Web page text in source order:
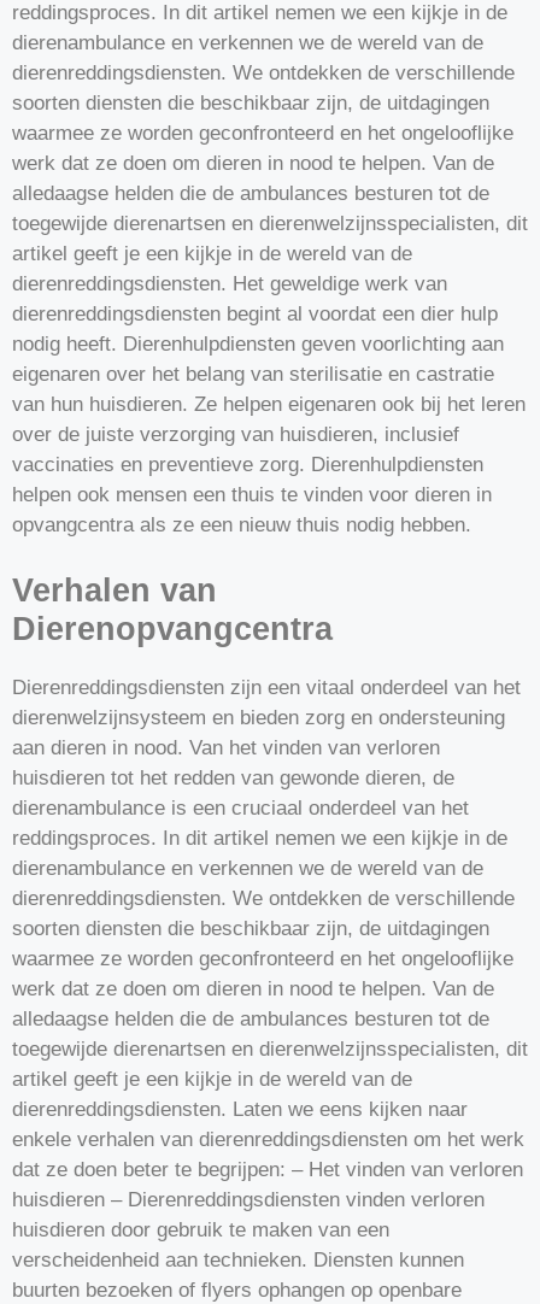
reddingsproces. In dit artikel nemen we een kijkje in de
dierenambulance en verkennen we de wereld van de
dierenreddingsdiensten. We ontdekken de verschillende
soorten diensten die beschikbaar zijn, de uitdagingen
waarmee ze worden geconfronteerd en het ongelooflijke
werk dat ze doen om dieren in nood te helpen. Van de
alledaagse helden die de ambulances besturen tot de
toegewijde dierenartsen en dierenwelzijnsspecialisten, dit
artikel geeft je een kijkje in de wereld van de
dierenreddingsdiensten. Het geweldige werk van
dierenreddingsdiensten begint al voordat een dier hulp
nodig heeft. Dierenhulpdiensten geven voorlichting aan
eigenaren over het belang van sterilisatie en castratie
van hun huisdieren. Ze helpen eigenaren ook bij het leren
over de juiste verzorging van huisdieren, inclusief
vaccinaties en preventieve zorg. Dierenhulpdiensten
helpen ook mensen een thuis te vinden voor dieren in
opvangcentra als ze een nieuw thuis nodig hebben.
Verhalen van
Dierenopvangcentra
Dierenreddingsdiensten zijn een vitaal onderdeel van het
dierenwelzijnsysteem en bieden zorg en ondersteuning
aan dieren in nood. Van het vinden van verloren
huisdieren tot het redden van gewonde dieren, de
dierenambulance is een cruciaal onderdeel van het
reddingsproces. In dit artikel nemen we een kijkje in de
dierenambulance en verkennen we de wereld van de
dierenreddingsdiensten. We ontdekken de verschillende
soorten diensten die beschikbaar zijn, de uitdagingen
waarmee ze worden geconfronteerd en het ongelooflijke
werk dat ze doen om dieren in nood te helpen. Van de
alledaagse helden die de ambulances besturen tot de
toegewijde dierenartsen en dierenwelzijnsspecialisten, dit
artikel geeft je een kijkje in de wereld van de
dierenreddingsdiensten. Laten we eens kijken naar
enkele verhalen van dierenreddingsdiensten om het werk
dat ze doen beter te begrijpen: – Het vinden van verloren
huisdieren – Dierenreddingsdiensten vinden verloren
huisdieren door gebruik te maken van een
verscheidenheid aan technieken. Diensten kunnen
buurten bezoeken of flyers ophangen op openbare